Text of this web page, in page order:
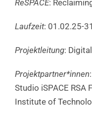
ReSPACE:
Laufzeit: 01.02.25-
Projektleitung:
Projektpartner*innen
Studio iSPACE RSA
Institute of